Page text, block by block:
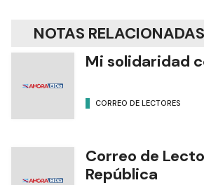
NOTAS RELACIONADAS
Mi solidaridad
CORREO DE LECTORES
Correo de
República